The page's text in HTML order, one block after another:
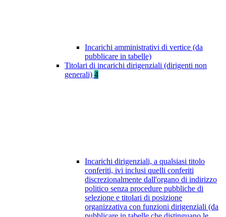
Incarichi amministrativi di vertice (da
pubblicare in tabelle)
Titolari di incarichi dirigenziali (dirigenti non
generali) 4
Incarichi dirigenziali, a qualsiasi titolo
conferiti, ivi inclusi quelli conferiti
discrezionalmente dall'organo di indirizzo
politico senza procedure pubbliche di
selezione e titolari di posizione
organizzativa con funzioni dirigenziali (da